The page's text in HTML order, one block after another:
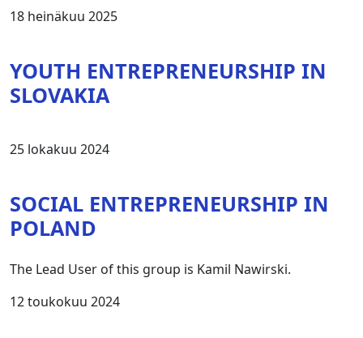
18 heinäkuu 2025
YOUTH ENTREPRENEURSHIP IN
SLOVAKIA
25 lokakuu 2024
SOCIAL ENTREPRENEURSHIP IN
POLAND
The Lead User of this group is Kamil Nawirski.
12 toukokuu 2024